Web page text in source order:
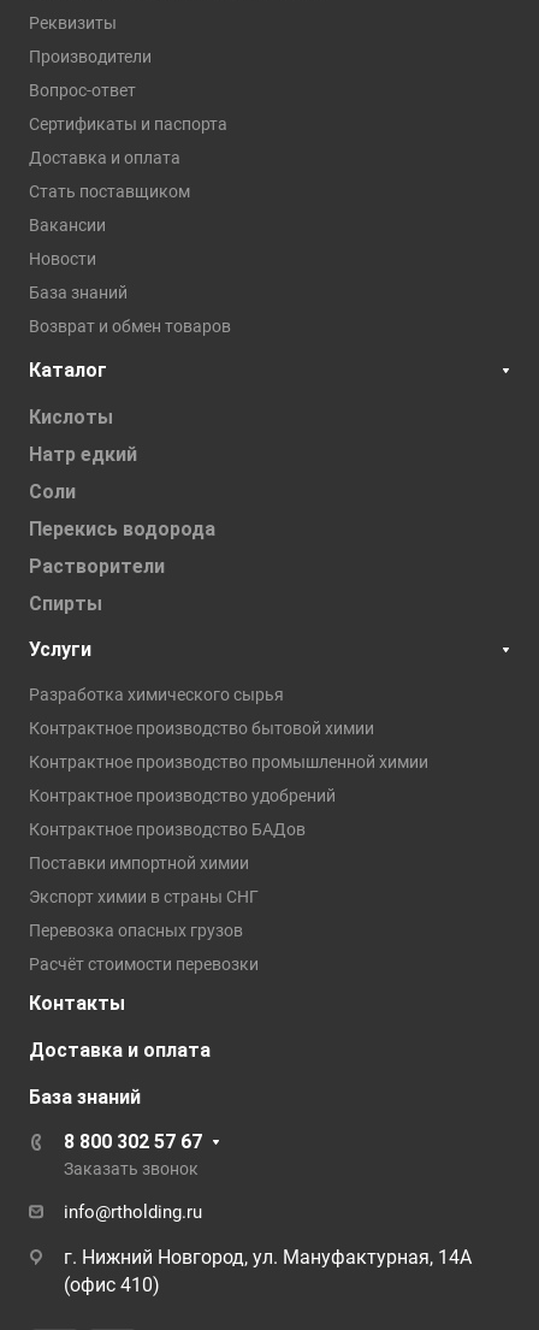
Реквизиты
Производители
Вопрос-ответ
Сертификаты и паспорта
Доставка и оплата
Стать поставщиком
Вакансии
Новости
База знаний
Возврат и обмен товаров
Каталог
Кислоты
Натр едкий
Соли
Перекись водорода
Растворители
Спирты
Услуги
Разработка химического сырья
Контрактное производство бытовой химии
Контрактное производство промышленной химии
Контрактное производство удобрений
Контрактное производство БАДов
Поставки импортной химии
Экспорт химии в страны СНГ
Перевозка опасных грузов
Расчёт стоимости перевозки
Контакты
Доставка и оплата
База знаний
8 800 302 57 67
Заказать звонок
info@rtholding.ru
г. Нижний Новгород, ул. Мануфактурная, 14А
(офис 410)